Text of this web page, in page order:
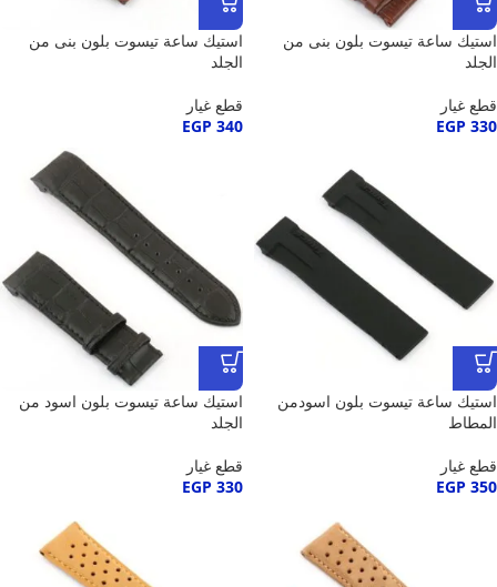
استيك ساعة تيسوت بلون بنى من
الجلد
قطع غيار
EGP 330
استيك ساعة تيسوت بلون بنى من
الجلد
قطع غيار
EGP 340
استيك ساعة تيسوت بلون اسودمن
المطاط
قطع غيار
EGP 350
استيك ساعة تيسوت بلون اسود من
الجلد
قطع غيار
EGP 330